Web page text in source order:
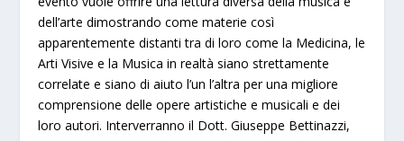
dell’arte dimostrando come materie così
apparentemente distanti tra di loro come la Medicina, le
Arti Visive e la Musica in realtà siano strettamente
correlate e siano di aiuto l’un l’altra per una migliore
comprensione delle opere artistiche e musicali e dei
loro autori. Interverranno il Dott. Giuseppe Bettinazzi,